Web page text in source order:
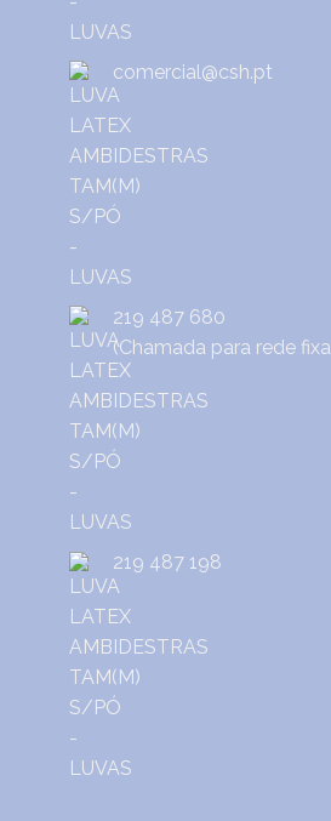
comercial@csh.pt
219 487 680
(Chamada para rede
219 487 198